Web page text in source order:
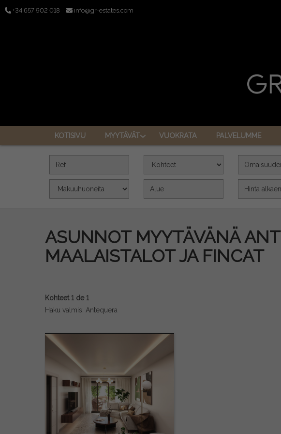
+34 657 902 018 info@gr-estates.com
KOTISIVU MYYTÄVÄT VUOKRATA PALVELUMME
Ref Kohteet
Makuuhuoneita Pinta-ala (m2) Precio (€)
ASUNNOT MYYTÄVÄNÄ
MAALAISTALOT JA FINCAT
Kohteet 1 de 1
Haku valmis: Antequera